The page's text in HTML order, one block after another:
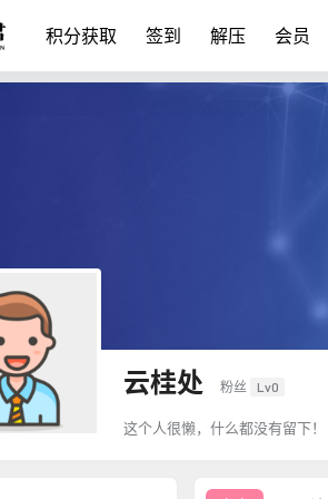
积分获取 签到 解压 会员
云桂处 粉丝 Lv0
这个人很懒，什么都没有留下！